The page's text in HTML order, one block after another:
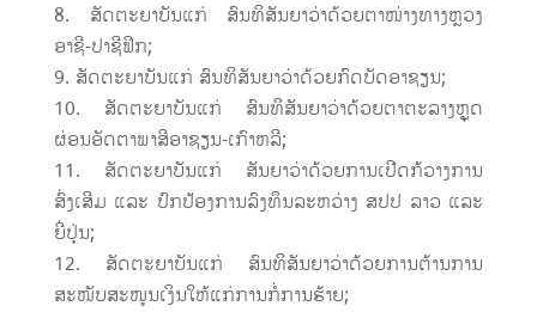
ສັດຕະຍາບັນແກ່ ສົນທິສັນຍາວ່າດ້ວຍຕາໜ່າງທາງຫຼວງ
ອາຊີ-ປາຊີຟິກ;
ສັດຕະຍາບັນແກ່ ສົນທິສັນຍາວ່າດ້ວຍກົດບັດອາຊຽນ;
ສັດຕະຍາບັນແກ່ ສົນທິສັນຍາວ່າດ້ວຍຕາຕະລາງຫຼຸດ
ຜ່ອນອັດຕາພາສີອາຊຽນ-ເກົາຫລີ;
ສັດຕະຍາບັນແກ່ ສັນຍາວ່າດ້ວຍການເປີດກ້ວາງການ
ສົ່ງເສີມ ແລະ ປົກປ້ອງການລົງທຶນລະຫວ່າງ ສປປ ລາວ ແລະ
ຍີ່ປຸ່ນ;
ສັດຕະຍາບັນແກ່ ສົນທິສັນຍາວ່າດ້ວຍການຕ້ານການ
ສະໜັບສະໜູນເງິນໃຫ້ແກ່ການກໍ່ການຮ້າຍ;